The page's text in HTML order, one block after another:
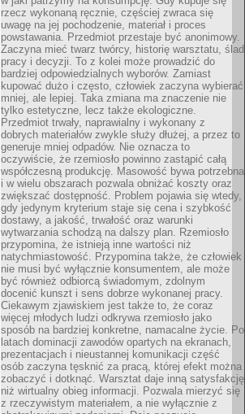
rzecz wykonaną ręcznie, częściej zwraca się
uwagę na jej pochodzenie, materiał i proces
powstawania. Przedmiot przestaje być anonimowy.
Zaczyna mieć twarz twórcy, historię warsztatu, ślad
pracy i decyzji. To z kolei może prowadzić do
bardziej odpowiedzialnych wyborów. Zamiast
kupować dużo i często, człowiek zaczyna wybierać
mniej, ale lepiej. Taka zmiana ma znaczenie nie
tylko estetyczne, lecz także ekologiczne.
Przedmiot trwały, naprawialny i wykonany z
dobrych materiałów zwykle służy dłużej, a przez to
generuje mniej odpadów. Nie oznacza to
oczywiście, że rzemiosło powinno zastąpić całą
współczesną produkcję. Masowość bywa potrzebna
i w wielu obszarach pozwala obniżać koszty oraz
zwiększać dostępność. Problem pojawia się wtedy,
gdy jedynym kryterium staje się cena i szybkość
dostawy, a jakość, trwałość oraz warunki
wytwarzania schodzą na dalszy plan. Rzemiosło
przypomina, że istnieją inne wartości niż
natychmiastowość. Przypomina także, że człowiek
nie musi być wyłącznie konsumentem, ale może
być również odbiorcą świadomym, zdolnym
docenić kunszt i sens dobrze wykonanej pracy.
Ciekawym zjawiskiem jest także to, że coraz
więcej młodych ludzi odkrywa rzemiosło jako
sposób na bardziej konkretne, namacalne życie. Po
latach dominacji zawodów opartych na ekranach,
prezentacjach i nieustannej komunikacji część
osób zaczyna tęsknić za pracą, której efekt można
zobaczyć i dotknąć. Warsztat daje inną satysfakcję
niż wirtualny obieg informacji. Pozwala mierzyć się
z rzeczywistym materiałem, a nie wyłącznie z